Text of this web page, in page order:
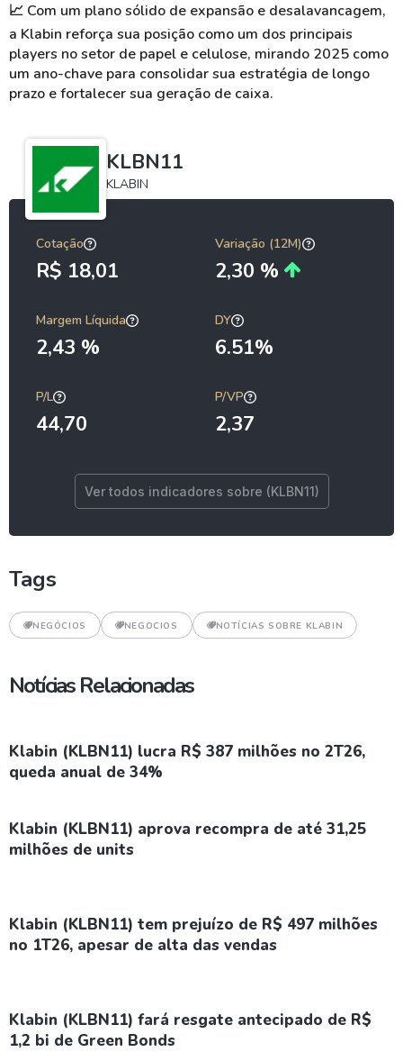
📈 Com um plano sólido de expansão e desalavancagem,
a Klabin reforça sua posição como um dos principais
players no setor de papel e celulose, mirando 2025 como
um ano-chave para consolidar sua estratégia de longo
prazo e fortalecer sua geração de caixa.
KLBN11
KLABIN
Cotação
R$ 18,01
Variação (12M)
2,30 %
Margem Líquida
2,43 %
DY
6.51%
P/L
44,70
P/VP
2,37
Ver todos indicadores sobre (KLBN11)
Tags
NEGÓCIOS NEGOCIOS NOTÍCIAS SOBRE KLABIN
Notícias Relacionadas
Klabin (KLBN11) lucra R$ 387 milhões no 2T26,
queda anual de 34%
Klabin (KLBN11) aprova recompra de até 31,25
milhões de units
Klabin (KLBN11) tem prejuízo de R$ 497 milhões
no 1T26, apesar de alta das vendas
Klabin (KLBN11) fará resgate antecipado de R$
1,2 bi de Green Bonds